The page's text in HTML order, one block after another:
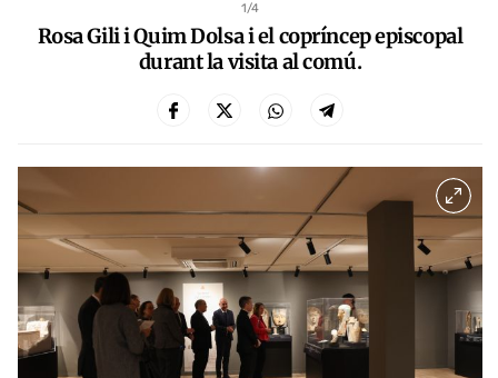
1/4
Rosa Gili i Quim Dolsa i el copríncep episcopal
durant la visita al comú.